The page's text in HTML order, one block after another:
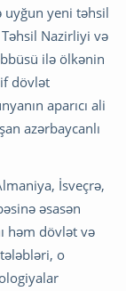
uyğun yeni təhsil
Nazirliyi və
ilə ölkənin
dövlət
aparıcı ali
azərbaycanlı
İsveçrə,
əsasən
həm dövlət və
o